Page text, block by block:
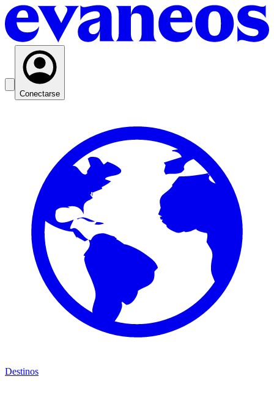
Conectarse
Destinos